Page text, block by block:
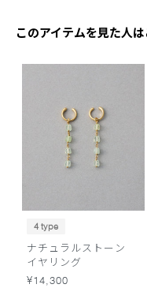
このアイテムを見た人
4 type
ナチュラルストーン
イヤリング
¥14,300